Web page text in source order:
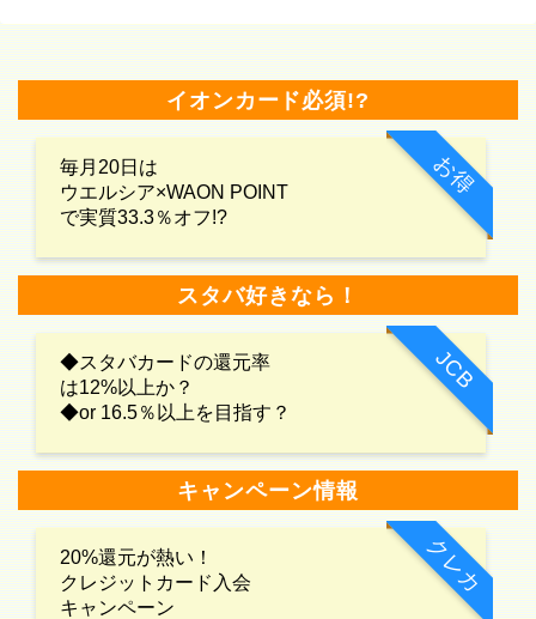
イオンカード必須!?
お得
毎月20日は
ウエルシア×WAON POINT
で実質33.3％オフ!?
スタバ好きなら！
JCB
◆スタバカードの還元率
は12%以上か？
◆or 16.5％以上を目指す？
キャンペーン情報
クレカ
20%還元が熱い！
クレジットカード入会
キャンペーン